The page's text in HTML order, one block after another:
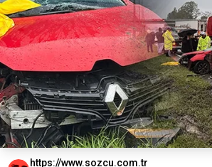
https://www.sozcu.com.tr